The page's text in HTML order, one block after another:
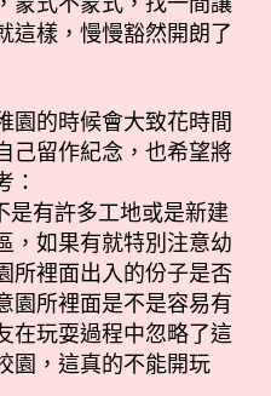
這樣，慢慢豁然開朗了
園的時候會大致花時間
己留作紀念，也希望將
：
是有許多工地或是新建
，如果有就特別注意幼
所裡面出入的份子是否
園所裡面是不是容易有
在玩耍過程中忽略了這
園，這真的不能開玩